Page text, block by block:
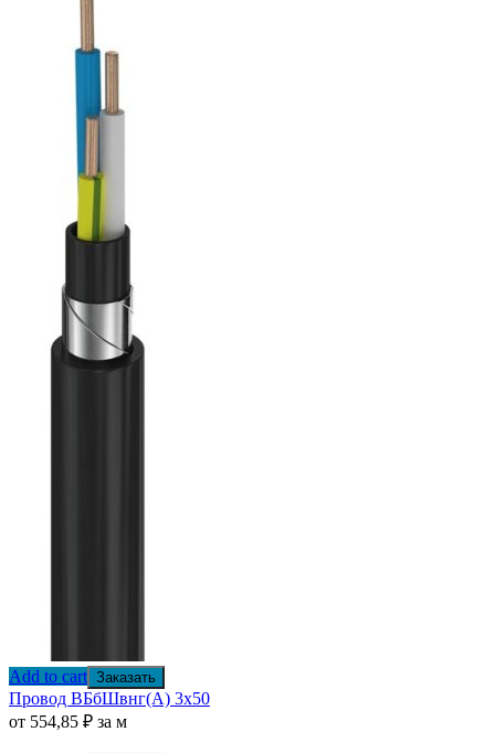
Add to cart Заказать
Провод ВБбШвнг(А) 3х50
от 554,85 ₽ за м